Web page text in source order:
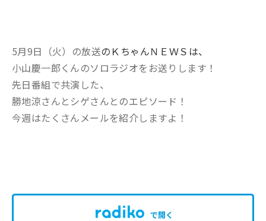
5月9日（火）の放送のＫちゃんＮＥＷＳは、
小山慶一郎くんのソロラジオをお送りします！
先日番組で共演した、
勝地涼さんとシゲさんとのエピソード！
今週はたくさんメールを紹介しますよ！
で開く